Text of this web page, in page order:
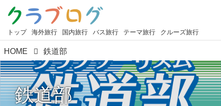
トップ 海外旅行 国内旅行 バス旅行 テーマ旅行 クルーズ旅行
HOME 鉄道部
鉄道部